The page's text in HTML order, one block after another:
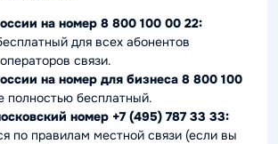
на номер 8 800 100 00 22:
для всех абонентов
связи.
на номер для бизнеса 8 800 100
полностью бесплатный.
номер +7 (495) 787 33 33:
по правилам местной связи (если вы